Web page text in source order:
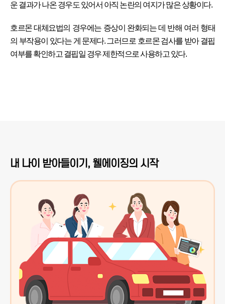
운 결과가 나온 경우도 있어서 아직 논란의 여지가 많은 상황이다.
호르몬 대체요법의 경우에는 증상이 완화되는 데 반해 여러 형태
의 부작용이 있다는 게 문제다. 그러므로 호르몬 검사를 받아 결핍
여부를 확인하고 결핍일 경우 제한적으로 사용하고 있다.
내 나이 받아들이기, 웰에이징의 시작